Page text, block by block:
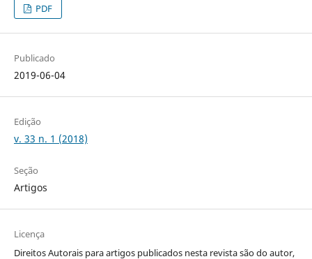
PDF
Publicado
2019-06-04
Edição
v. 33 n. 1 (2018)
Seção
Artigos
Licença
Direitos Autorais para artigos publicados nesta revista são do autor,